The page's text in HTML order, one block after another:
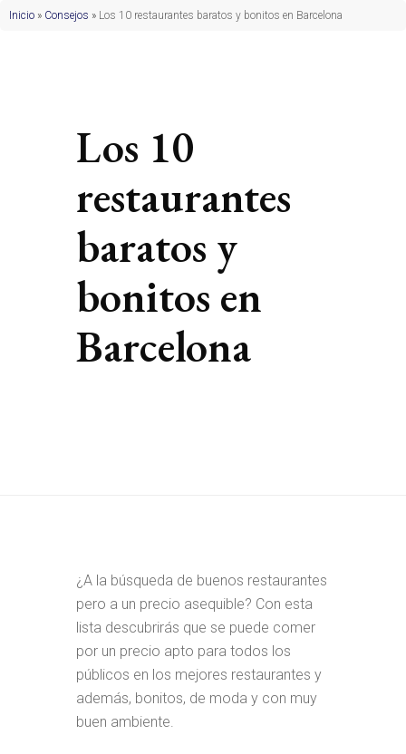
Inicio » Consejos » Los 10 restaurantes baratos y bonitos en Barcelona
Los 10
restaurantes
baratos y
bonitos en
Barcelona
¿A la búsqueda de buenos restaurantes
pero a un precio asequible? Con esta
lista descubrirás que se puede comer
por un precio apto para todos los
públicos en los mejores restaurantes y
además, bonitos, de moda y con muy
buen ambiente.